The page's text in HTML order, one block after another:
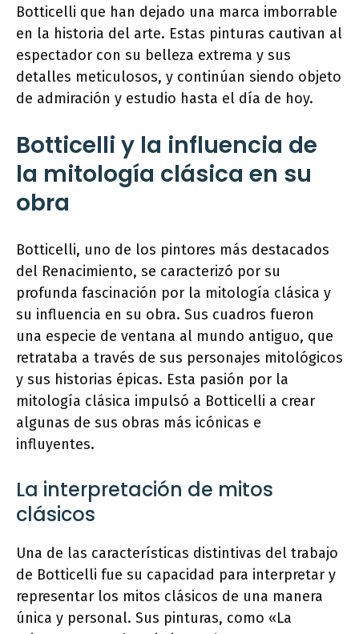
Botticelli que han dejado una marca imborrable
en la historia del arte. Estas pinturas cautivan al
espectador con su belleza extrema y sus
detalles meticulosos, y continúan siendo objeto
de admiración y estudio hasta el día de hoy.
Botticelli y la influencia de
la mitología clásica en su
obra
Botticelli, uno de los pintores más destacados
del Renacimiento, se caracterizó por su
profunda fascinación por la mitología clásica y
su influencia en su obra. Sus cuadros fueron
una especie de ventana al mundo antiguo, que
retrataba a través de sus personajes mitológicos
y sus historias épicas. Esta pasión por la
mitología clásica impulsó a Botticelli a crear
algunas de sus obras más icónicas e
influyentes.
La interpretación de mitos
clásicos
Una de las características distintivas del trabajo
de Botticelli fue su capacidad para interpretar y
representar los mitos clásicos de una manera
única y personal. Sus pinturas, como «La